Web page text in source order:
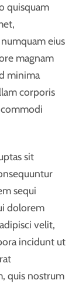
quisquam
eius
magnam
minima
corporis
sit
sequi
dolorem
velit,
incidunt ut
quis nostrum